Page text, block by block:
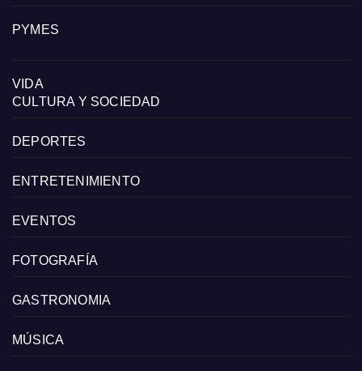
PYMES
VIDA
CULTURA Y SOCIEDAD
DEPORTES
ENTRETENIMIENTO
EVENTOS
FOTOGRAFÍA
GASTRONOMIA
MÚSICA